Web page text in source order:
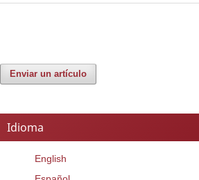
Enviar un artículo
Idioma
English